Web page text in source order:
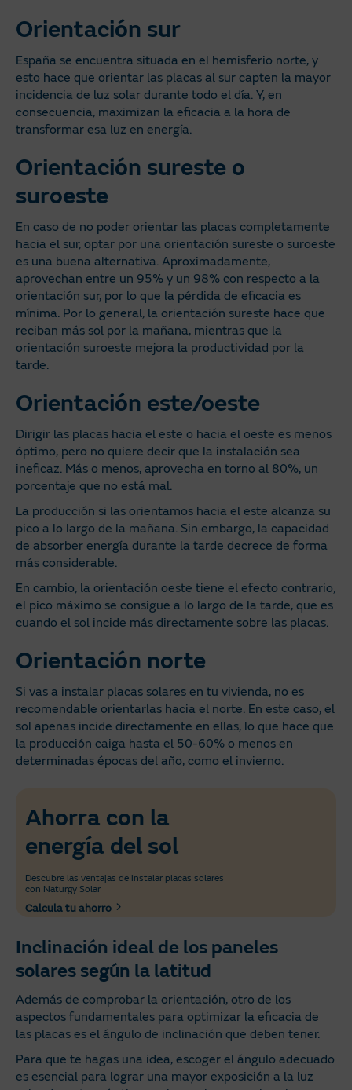
Orientación sur
España se encuentra situada en el hemisferio norte, y
esto hace que orientar las placas al sur capten la mayor
incidencia de luz solar durante todo el día. Y, en
consecuencia, maximizan la eficacia a la hora de
transformar esa luz en energía.
Orientación sureste o
suroeste
En caso de no poder orientar las placas completamente
hacia el sur, optar por una orientación sureste o suroeste
es una buena alternativa. Aproximadamente,
aprovechan entre un 95% y un 98% con respecto a la
orientación sur, por lo que la pérdida de eficacia es
mínima. Por lo general, la orientación sureste hace que
reciban más sol por la mañana, mientras que la
orientación suroeste mejora la productividad por la
tarde.
Orientación este/oeste
Dirigir las placas hacia el este o hacia el oeste es menos
óptimo, pero no quiere decir que la instalación sea
ineficaz. Más o menos, aprovecha en torno al 80%, un
porcentaje que no está mal.
La producción si las orientamos hacia el este alcanza su
pico a lo largo de la mañana. Sin embargo, la capacidad
de absorber energía durante la tarde decrece de forma
más considerable.
En cambio, la orientación oeste tiene el efecto contrario,
el pico máximo se consigue a lo largo de la tarde, que es
cuando el sol incide más directamente sobre las placas.
Orientación norte
Si vas a instalar placas solares en tu vivienda, no es
recomendable orientarlas hacia el norte. En este caso, el
sol apenas incide directamente en ellas, lo que hace que
la producción caiga hasta el 50-60% o menos en
determinadas épocas del año, como el invierno.
Ahorra con la
energía del sol
Descubre las ventajas de instalar placas solares
con Naturgy Solar
Calcula tu ahorro
Inclinación ideal de los paneles
solares según la latitud
Además de comprobar la orientación, otro de los
aspectos fundamentales para optimizar la eficacia de
las placas es el ángulo de inclinación que deben tener.
Para que te hagas una idea, escoger el ángulo adecuado
es esencial para lograr una mayor exposición a la luz